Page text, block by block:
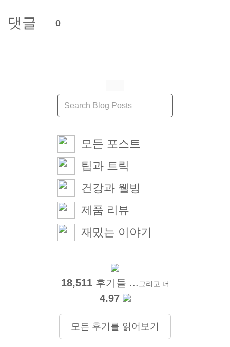
댓글 0
모든 포스트
팁과 트릭
건강과 웰빙
제품 리뷰
재밌는 이야기
18,511후기들 ... 그리고 더
4.97
모든 후기를 읽어보기